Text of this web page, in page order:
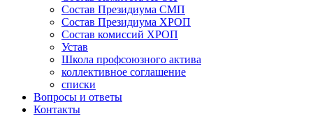
Состав Президиума СМП
Состав Президиума ХРОП
Состав комиссий ХРОП
Устав
Школа профсоюзного актива
коллективное соглашение
списки
Вопросы и ответы
Контакты